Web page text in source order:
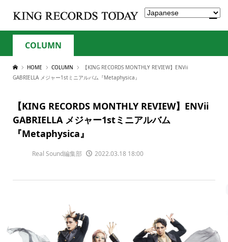
COLUMN
HOME COLUMN
【KING RECORDS MONTHLY REVIEW】ENVii
GABRIELLA メジャー1stミニアルバム『Metaphysica』
【KING RECORDS MONTHLY REVIEW】ENVii
GABRIELLA メジャー1stミニアルバム
『Metaphysica』
Real Sound編集部 2022.03.18 18:00